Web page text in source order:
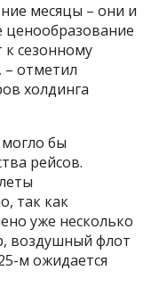
месяцы – они и
ценообразование
сезонному
отметил
холдинга
бы
рейсов.
так как
уже несколько
воздушный флот
м ожидается